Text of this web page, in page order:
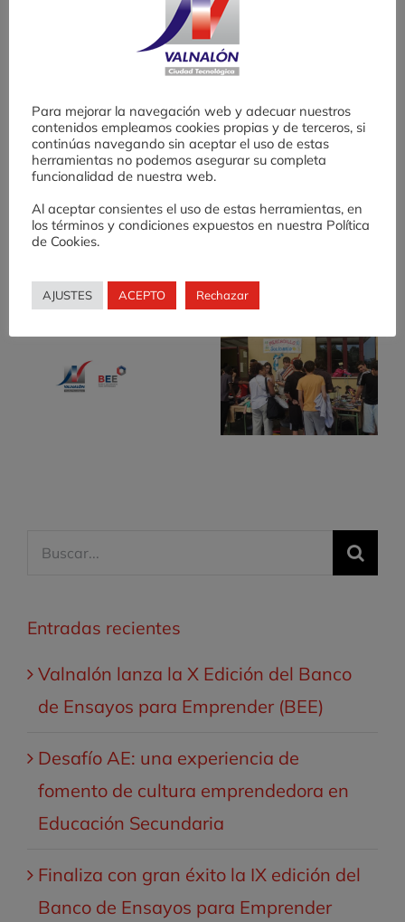
diciembre 20, 2013 |
CIFP
de
Cerdeño
colaboran
Valnalón
en
ENFORMA-
T
Comparte
Facebook
TwitterLinkedIn
electrónico
Artículos relacionados
Desafío AE: una
fomento de cultura
emprendedora en
Buscar:
Entradas recientes
Valnalón lanza la X Edición del Banco
de Ensayos para Emprender (BEE)
Desafío AE: una experiencia de
fomento de cultura emprendedora en
Educación Secundaria
Finaliza con gran éxito la IX edición del
Banco de Ensayos para Emprender
Para mejorar la navegación web y adecuar nuestros
contenidos empleamos cookies propias y de terceros, si
continúas navegando sin aceptar el uso de estas
herramientas no podemos asegurar su completa
funcionalidad de nuestra web.
Al aceptar consientes el uso de estas herramientas, en
los términos y condiciones expuestos en nuestra Política
de Cookies.
AJUSTES ACEPTO Rechazar